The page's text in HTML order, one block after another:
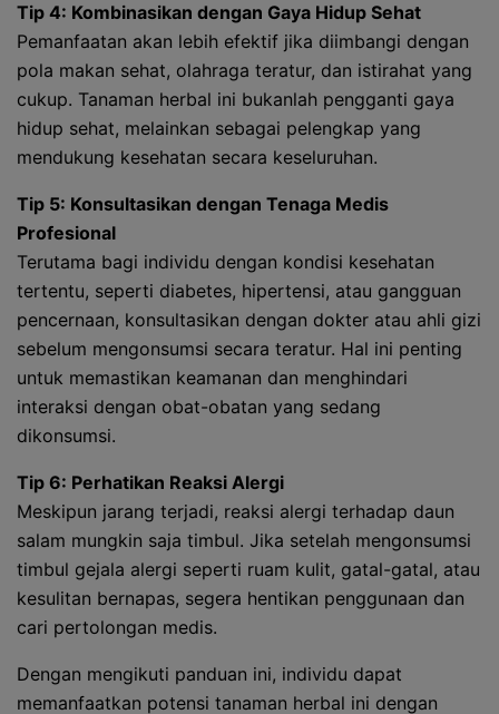
Tip 4: Kombinasikan dengan Gaya Hidup Sehat
Pemanfaatan akan lebih efektif jika diimbangi dengan
pola makan sehat, olahraga teratur, dan istirahat yang
cukup. Tanaman herbal ini bukanlah pengganti gaya
hidup sehat, melainkan sebagai pelengkap yang
mendukung kesehatan secara keseluruhan.
Tip 5: Konsultasikan dengan Tenaga Medis
Profesional
Terutama bagi individu dengan kondisi kesehatan
tertentu, seperti diabetes, hipertensi, atau gangguan
pencernaan, konsultasikan dengan dokter atau ahli gizi
sebelum mengonsumsi secara teratur. Hal ini penting
untuk memastikan keamanan dan menghindari
interaksi dengan obat-obatan yang sedang
dikonsumsi.
Tip 6: Perhatikan Reaksi Alergi
Meskipun jarang terjadi, reaksi alergi terhadap daun
salam mungkin saja timbul. Jika setelah mengonsumsi
timbul gejala alergi seperti ruam kulit, gatal-gatal, atau
kesulitan bernapas, segera hentikan penggunaan dan
cari pertolongan medis.
Dengan mengikuti panduan ini, individu dapat
memanfaatkan potensi tanaman herbal ini dengan